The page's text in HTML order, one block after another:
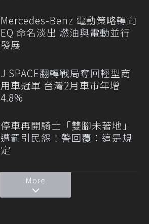
Mercedes-Benz 電動策略轉向
EQ 命名淡出 燃油與電動並行
發展
J SPACE翻轉戰局奪回輕型商
用車冠軍 台灣2月車市年增
4.8%
停車再開騎士「雙腳未著地」
遭罰引民怨！警回覆：這是規
定
More